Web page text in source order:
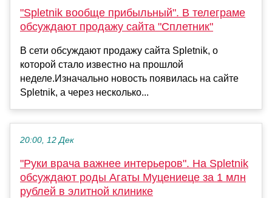
"Spletnik вообще прибыльный". В телеграме
обсуждают продажу сайта "Сплетник"
В сети обсуждают продажу сайта Spletnik, о
которой стало известно на прошлой
неделе.Изначально новость появилась на сайте
Spletnik, а через несколько...
20:00, 12 Дек
"Руки врача важнее интерьеров". На Spletnik
обсуждают роды Агаты Муцениеце за 1 млн
рублей в элитной клинике